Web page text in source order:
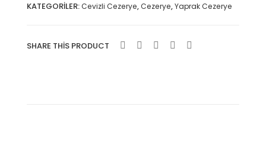
Dili
KATEGORILER:Cevizli Cezerye,Cezerye,Yaprak Cezerye
SHARE THIS PRODUCT